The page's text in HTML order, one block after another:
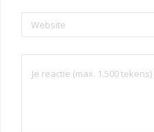
Website